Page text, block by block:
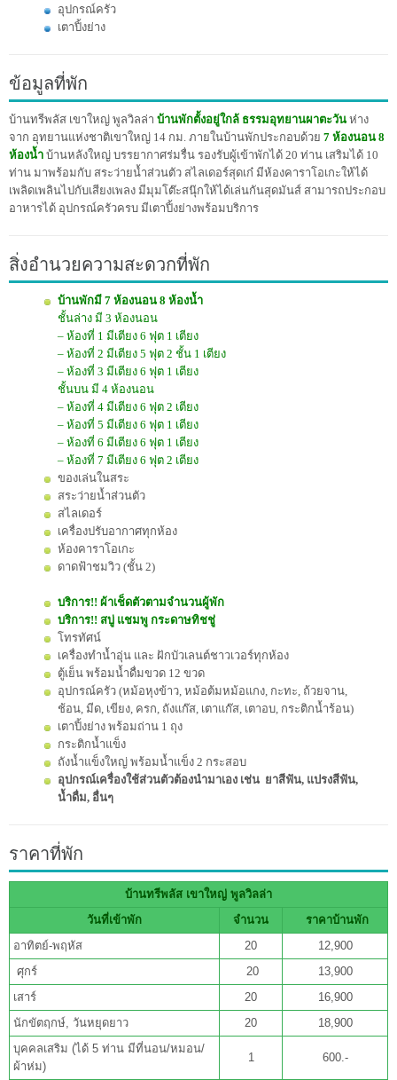
อุปกรณ์ครัว
เตาปิ้งย่าง
ข้อมูลที่พัก
บ้านทรีพลัส เขาใหญ่ พูลวิลล่า บ้านพักตั้งอยู่ใกล้ ธรรมอุทยานผาตะวัน ห่าง
จาก อุทยานแห่งชาติเขาใหญ่ 14 กม. ภายในบ้านพักประกอบด้วย 7 ห้องนอน 8
ห้องน้ำ บ้านหลังใหญ่ บรรยากาศร่มรื่น รองรับผู้เข้าพักได้ 20 ท่าน เสริมได้ 10
ท่าน มาพร้อมกับ สระว่ายน้ำส่วนตัว สไลเดอร์สุดเก๋ มีห้องคาราโอเกะให้ได้
เพลิดเพลินไปกับเสียงเพลง มีมุมโต๊ะสนุ๊กให้ได้เล่นกันสุดมันส์ สามารถประกอบ
อาหารได้ อุปกรณ์ครัวครบ มีเตาปิ้งย่างพร้อมบริการ
สิ่งอำนวยความสะดวกที่พัก
บ้านพักมี 7 ห้องนอน 8 ห้องน้ำ
ชั้นล่าง มี 3 ห้องนอน
– ห้องที่ 1 มีเตียง 6 ฟุต 1 เตียง
– ห้องที่ 2 มีเตียง 5 ฟุต 2 ชั้น 1 เตียง
– ห้องที่ 3 มีเตียง 6 ฟุต 1 เตียง
ชั้นบน มี 4 ห้องนอน
– ห้องที่ 4 มีเตียง 6 ฟุต 2 เตียง
– ห้องที่ 5 มีเตียง 6 ฟุต 1 เตียง
– ห้องที่ 6 มีเตียง 6 ฟุต 1 เตียง
– ห้องที่ 7 มีเตียง 6 ฟุต 2 เตียง
ของเล่นในสระ
สระว่ายน้ำส่วนตัว
สไลเดอร์
เครื่องปรับอากาศทุกห้อง
ห้องคาราโอเกะ
ดาดฟ้าชมวิว (ชั้น 2)
บริการ!! ผ้าเช็ดตัวตามจำนวนผู้พัก
บริการ!! สบู่ แชมพู กระดาษทิชชู่
โทรทัศน์
เครื่องทำน้ำอุ่น และ ฝักบัวเลนต์ชาวเวอร์ทุกห้อง
ตู้เย็น พร้อมน้ำดื่มขวด 12 ขวด
อุปกรณ์ครัว (หม้อหุงข้าว, หม้อต้มหม้อแกง, กะทะ, ถ้วยจาน,
ช้อน, มีด, เขียง, ครก, ถังแก๊ส, เตาแก๊ส, เตาอบ, กระติกน้ำร้อน)
เตาปิ้งย่าง พร้อมถ่าน 1 ถุง
กระติกน้ำแข็ง
ถังน้ำแข็งใหญ่ พร้อมน้ำแข็ง 2 กระสอบ
อุปกรณ์เครื่องใช้ส่วนตัวต้องนำมาเอง เช่น ยาสีฟัน, แปรงสีฟัน,
น้ำดื่ม, อื่นๆ
ราคาที่พัก
บ้านทรีพลัส เขาใหญ่ พูลวิลล่า
วันที่เข้าพัก
จำนวน
ราคาบ้านพัก
อาทิตย์-พฤหัส
20
12,900
ศุกร์
20
13,900
เสาร์
20
16,900
นักขัตฤกษ์, วันหยุดยาว
20
18,900
บุคคลเสริม (ได้ 5 ท่าน มีที่นอน/หมอน/
ผ้าห่ม)
1 600.-